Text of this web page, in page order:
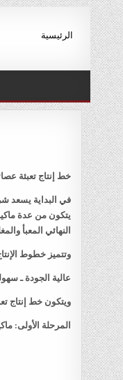
Skip
to
content
الرئيسية
خط إنتاج تعبئة
في البداية يسعد
يتكون من عدة
النهائي المعبأ
وتتميز خطوط
عالية الجودة ـ
ويتكون خط إنتاج
المرحلة الأولى: